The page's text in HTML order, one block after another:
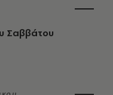
Σαββάτου